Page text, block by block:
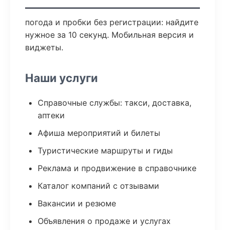
погода и пробки без регистрации: найдите
нужное за 10 секунд. Мобильная версия и
виджеты.
Наши услуги
Справочные службы: такси, доставка,
аптеки
Афиша мероприятий и билеты
Туристические маршруты и гиды
Реклама и продвижение в справочнике
Каталог компаний с отзывами
Вакансии и резюме
Объявления о продаже и услугах